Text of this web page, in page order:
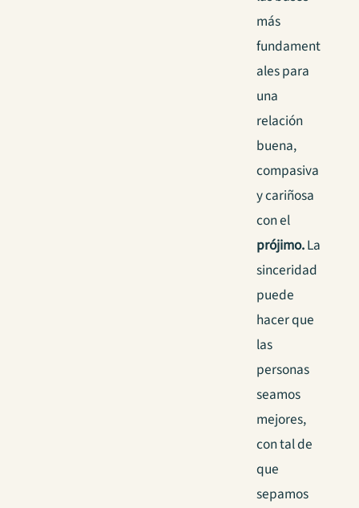
más
fundament
ales para
una
relación
buena,
compasiva
y cariñosa
con el
prójimo.La
sinceridad
puede
hacer que
las
personas
seamos
mejores,
con tal de
que
sepamos